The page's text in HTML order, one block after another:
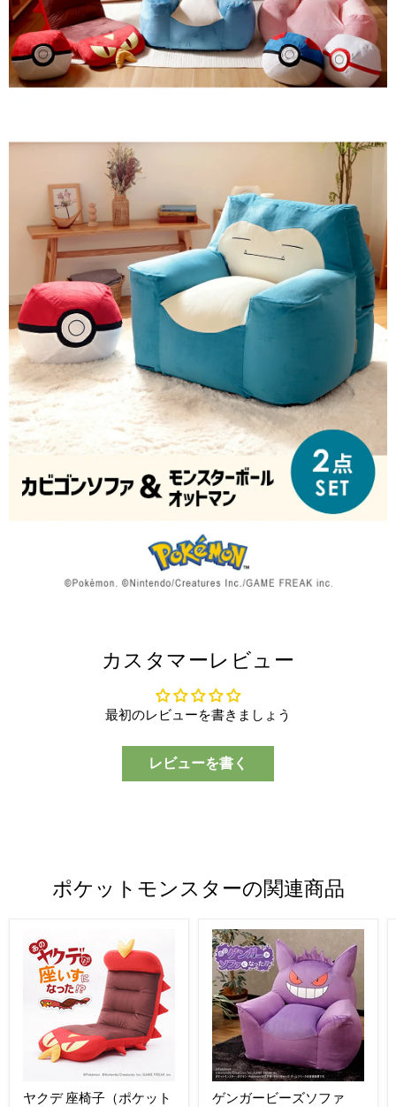
カスタマーレビュー
最初のレビューを書きましょう
レビューを書く
ポケットモンスターの関連商品
ヤクデ 座椅子（ポケット
ゲンガービーズソファ